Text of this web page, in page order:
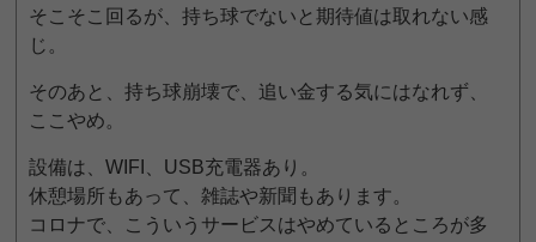
そこそこ回るが、持ち球でないと期待値は取れない感
じ。
そのあと、持ち球崩壊で、追い金する気にはなれず、
ここやめ。
設備は、WIFI、USB充電器あり。
休憩場所もあって、雑誌や新聞もあります。
コロナで、こういうサービスはやめているところが多